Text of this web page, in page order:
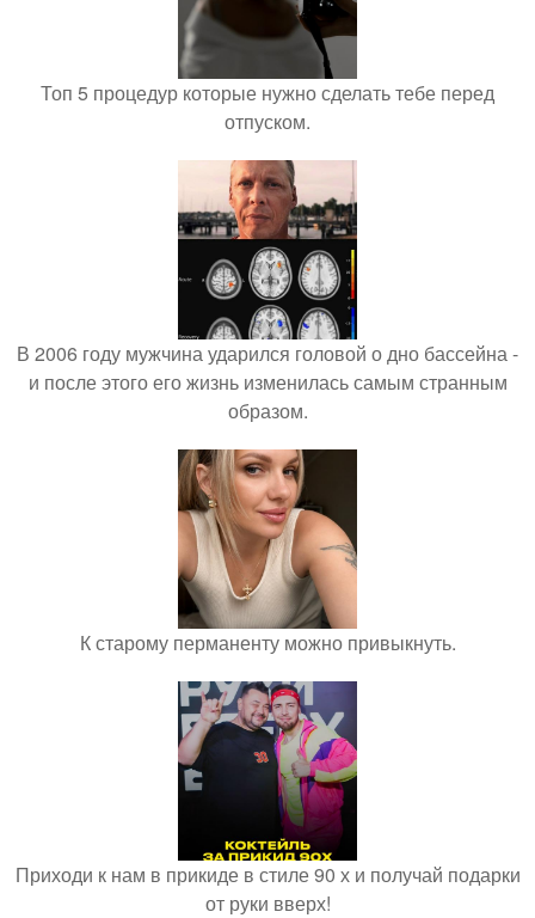
Топ 5 процедур которые нужно сделать тебе перед
отпуском.
В 2006 году мужчина ударился головой о дно бассейна -
и после этого его жизнь изменилась самым странным
образом.
К старому перманенту можно привыкнуть.
Приходи к нам в прикиде в стиле 90 х и получай подарки
от руки вверх!